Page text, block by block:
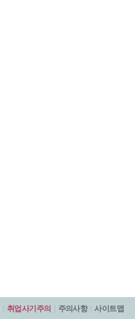
취업사기주의 주의사항 사이트맵